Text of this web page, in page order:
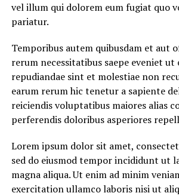
vel illum qui dolorem eum fugiat quo
pariatur.
Temporibus autem quibusdam et aut
rerum necessitatibus saepe eveniet
repudiandae sint et molestiae non
earum rerum hic tenetur a sapiente
reiciendis voluptatibus maiores alias
perferendis doloribus asperiores
Lorem ipsum dolor sit amet,
sed do eiusmod tempor incididunt ut
magna aliqua. Ut enim ad minim
exercitation ullamco laboris nisi ut